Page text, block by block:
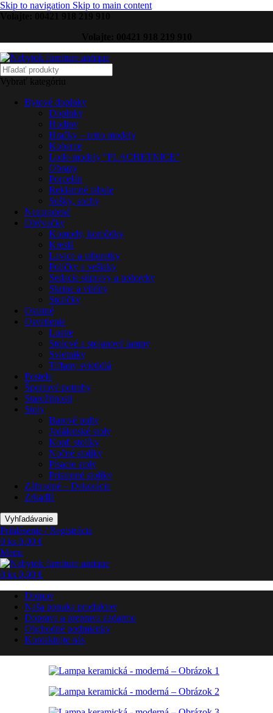
Skip to navigation Skip to main content
Vybrať kategóriu
Bytové doplnky
Doplnky
Hodiny
Hračky – retro modely
Koberce
Lode-modely "PLACHETNICE"
Obrazy
Porcelán
Reklamné tabule
Sošky, sochy
Nezaradené
Obývačky
Komody, komôdky
Kreslá
Lavice a taburetky
Poličky a vešiaky
Sedacie súpravy a pohovky
Skrine a vitríny
Stoličky
Ostatné
Osvetlenie
Lustre
Stolové a stojanové lampy
Svietniky
Tiffany svietidlá
Postele
Športové potreby
Starožitnosti
Stoly
Barové pulty
Jedálenské stoly
Konf. stolíky
Nočné stolíky
Písacie stoly
Prístenné stolíky
Záhradné – Dekorácie
Zrkadlá
Vyhľadávanie
Prihlásenie / Registrácia
0 ks 0,00 €
Menu
0 ks 0,00 €
Domov
Naša ponuka produktov
Doprava a preprava zadarmo
Obchodné podmienky
Kontaktujte nás